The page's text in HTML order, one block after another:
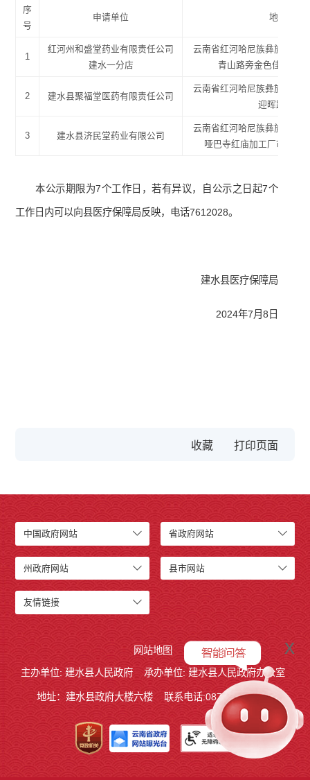
序
号
申请单位 地址
1
红河州和盛堂药业有限责任公司
建水一分店
云南省红河哈尼族彝族自治
青山路旁金色佳园F1
2 建水县聚福堂医药有限责任公司
云南省红河哈尼族彝族自治
迎晖路3号
3 建水县济民堂药业有限公司
云南省红河哈尼族彝族自治
哑巴寺红庙加工厂市场综
本公示期限为7个工作日，若有异议，自公示之日起7个
工作日内可以向县医疗保障局反映，电话7612028。
建水县医疗保障局
2024年7月8日
收藏
中国政府网站 省政府网站
州政府网站 县市网站
友情链接
网站地图
主办单位: 建水县人民政府
承办单位: 建水县人民政府办公室
地址：建水县政府大楼六楼 联系电话:0873-7613938
x